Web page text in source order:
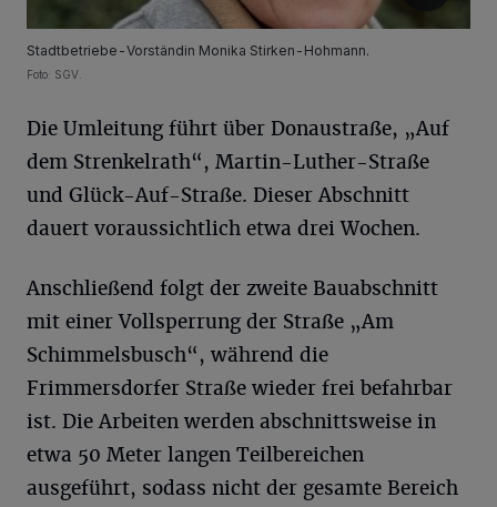
Stadtbetriebe-Vorständin Monika Stirken-Hohmann.
Foto: SGV.
Die Umleitung führt über Donaustraße, „Auf
dem Strenkelrath“, Martin-Luther-Straße
und Glück-Auf-Straße. Dieser Abschnitt
dauert voraussichtlich etwa drei Wochen.
Anschließend folgt der zweite Bauabschnitt
mit einer Vollsperrung der Straße „Am
Schimmelsbusch“, während die
Frimmersdorfer Straße wieder frei befahrbar
ist. Die Arbeiten werden abschnittsweise in
etwa 50 Meter langen Teilbereichen
ausgeführt, sodass nicht der gesamte Bereich